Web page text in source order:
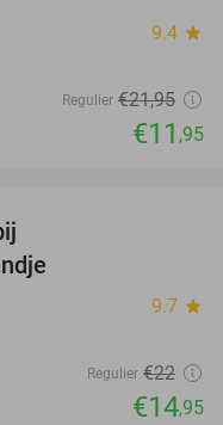
9.4 star
Regulier €21,95
€11 ,95
9.7 star
Regulier €22
€14,95